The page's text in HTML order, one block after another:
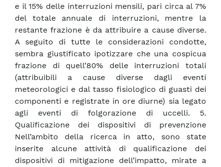
e il 15% delle interruzioni mensili, pari circa al 7%
del totale annuale di interruzioni, mentre la
restante frazione è da attribuire a cause diverse.
A seguito di tutte le considerazioni condotte,
sembra giustificato ipotizzare che una cospicua
frazione di quell’80% delle interruzioni totali
(attribuibili a cause diverse dagli eventi
meteorologici e dal tasso fisiologico di guasti dei
componenti e registrate in ore diurne) sia legato
agli eventi di folgorazione di uccelli. 5.
Qualificazione dei dispositivi di prevenzione
Nell’ambito della ricerca in atto, sono state
inserite alcune attività di qualificazione dei
dispositivi di mitigazione dell’impatto, mirate a